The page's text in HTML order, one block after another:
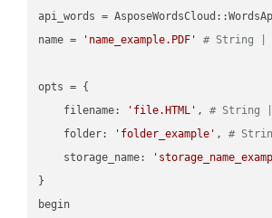
api_words =
name =
'name_example.PDF' # String |
opts = {
    filename:
'file.HTML' , # String |
    folder:
'folder_example' , #
    storage_name:
}
begin